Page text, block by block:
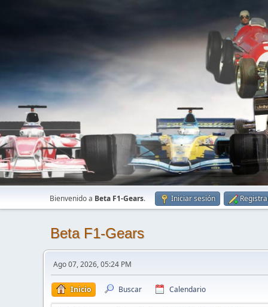
Bienvenido a Beta F1-Gears. Iniciar sesión
Beta F1-Gears
Ago 07, 2026, 05:24 PM
Inicio Buscar Calendario